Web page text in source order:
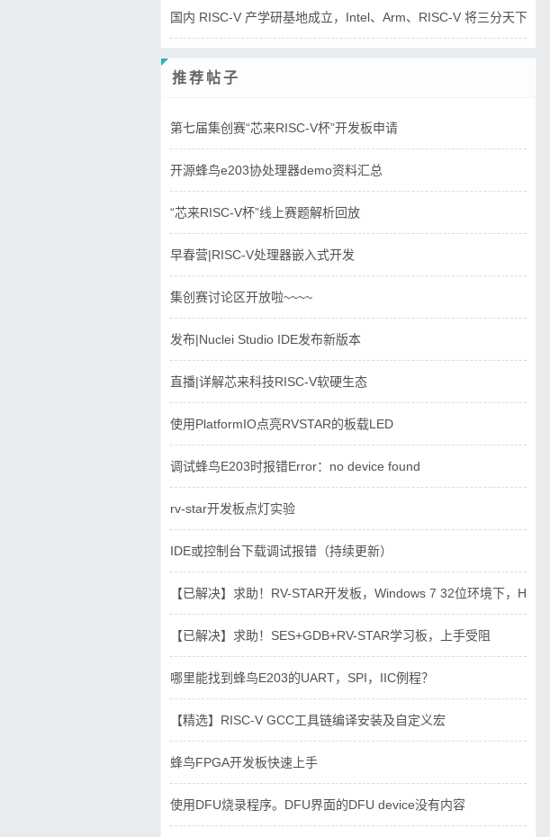
国内 RISC-V 产学研基地成立，Intel、Arm、RISC-V 将三分天下？
推荐帖子
第七届集创赛“芯来RISC-V杯”开发板申请
开源蜂鸟e203协处理器demo资料汇总
“芯来RISC-V杯”线上赛题解析回放
早春营|RISC-V处理器嵌入式开发
集创赛讨论区开放啦~~~~
发布|Nuclei Studio IDE发布新版本
直播|详解芯来科技RISC-V软硬生态
使用PlatformIO点亮RVSTAR的板载LED
调试蜂鸟E203时报错Error：no device found
rv-star开发板点灯实验
IDE或控制台下载调试报错（持续更新）
【已解决】求助！RV-STAR开发板，Windows 7 32位环境下，
【已解决】求助！SES+GDB+RV-STAR学习板，上手受阻
哪里能找到蜂鸟E203的UART，SPI，IIC例程？
【精选】RISC-V GCC工具链编译安装及自定义宏
蜂鸟FPGA开发板快速上手
使用DFU烧录程序。DFU界面的DFU device没有内容